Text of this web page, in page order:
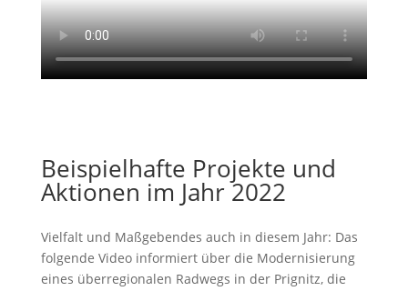
Beispielhafte Projekte und
Aktionen im Jahr 2022
Vielfalt und Maßgebendes auch in diesem Jahr: Das
folgende Video informiert über die Modernisierung
eines überregionalen Radwegs in der Prignitz, die